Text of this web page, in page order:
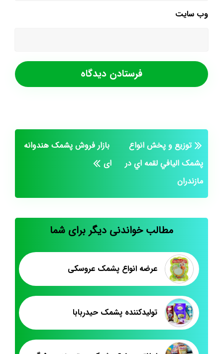
وب‌ سایت
توزيع و پخش انواع
پشمک اليافي لقمه اي در
مازندران
بازار فروش پشمک هندوانه
ای
مطالب خواندنی دیگر برای شما
عرضه انواع پشمک عروسکی
تولیدکننده پشمک حیدربابا